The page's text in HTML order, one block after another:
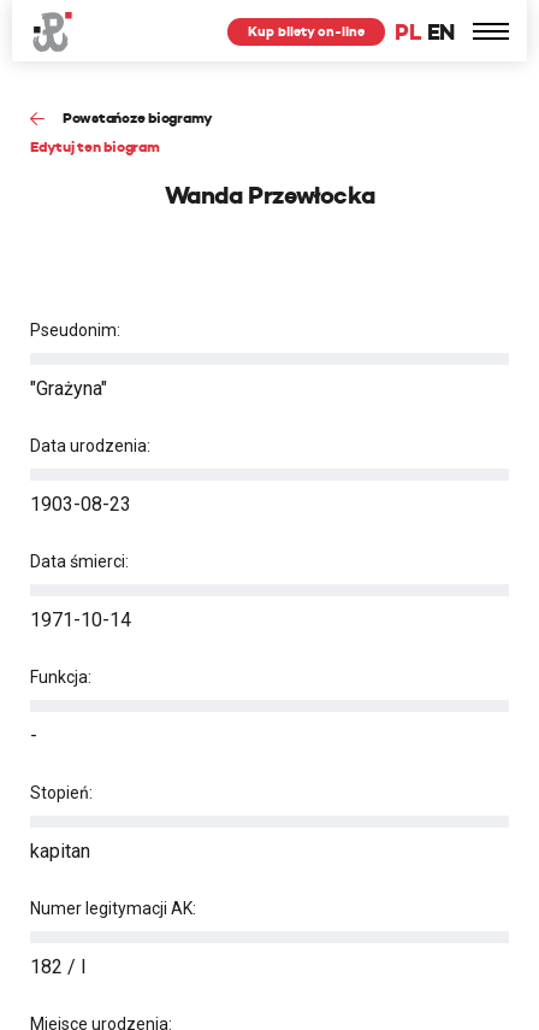
PL EN
Kup bilety on-line
Powstańcze biogramy
Edytuj ten biogram
Wanda Przewłocka
Pseudonim:
"Grażyna"
Data urodzenia:
1903-08-23
Data śmierci:
1971-10-14
Funkcja:
-
Stopień:
kapitan
Numer legitymacji AK:
182 / I
Miejsce urodzenia: